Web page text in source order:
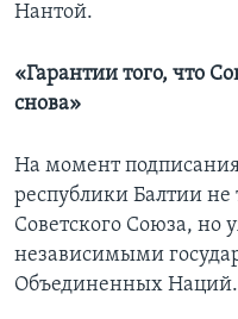
Нантой.
«Гарантии того, что
снова»
На момент
республики Балтии не
Советского Союза,
независимыми
Объединенных Наций.